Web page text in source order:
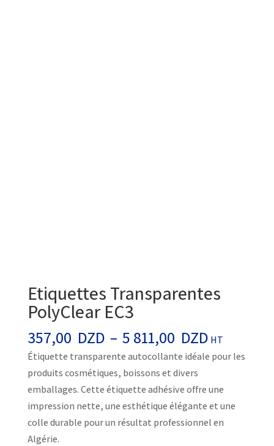
Etiquettes Transparentes
PolyClear EC3
357,00 DZD – 5 811,00 DZDPlage
de
357,00
DZD
à
HT
Étiquette transparente autocollante idéale pour les
produits cosmétiques, boissons et divers
emballages. Cette étiquette adhésive offre une
impression nette, une esthétique élégante et une
colle durable pour un résultat professionnel en
Algérie.